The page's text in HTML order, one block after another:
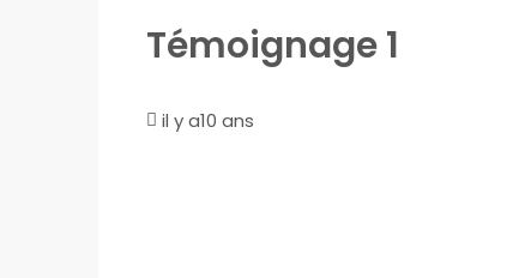
Témoignage 1
il y a10 ans